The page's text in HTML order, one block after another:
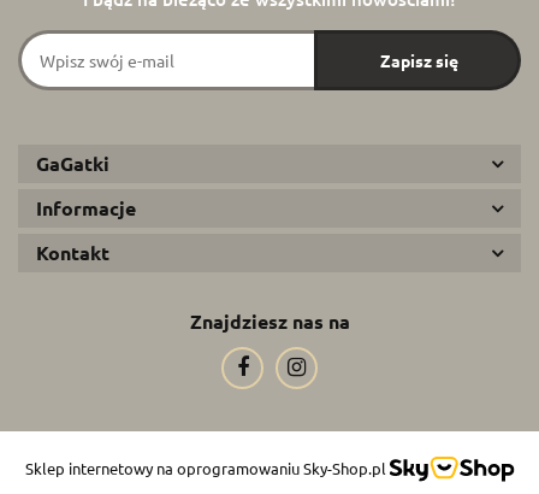
GaGatki
Informacje
Kontakt
Znajdziesz nas na
Sklep internetowy na oprogramowaniu Sky-Shop.pl